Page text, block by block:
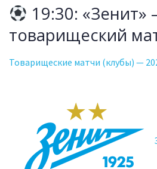
19:30: «Зенит»
товарищеский
Товарищеские матчи (клубы) —